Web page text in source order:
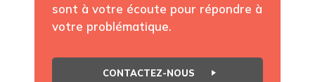
sont à votre écoute pour répondre à
votre problématique.
CONTACTEZ-NOUS